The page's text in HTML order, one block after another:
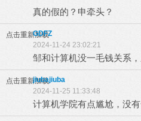
真的假的？申牵头？
点击重新加载
GDFZ
2024-11-24 23:02:21
邹和计算机没一毛钱关系
点击重新加载jiubajiuba
2024-11-25 11:33:48
计算机学院有点尴尬，没